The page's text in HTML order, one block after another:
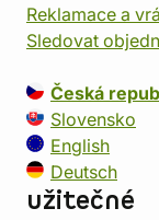
Reklamace a
Sledovat
Česká
Slovensko
English
Deutsch
užitečné